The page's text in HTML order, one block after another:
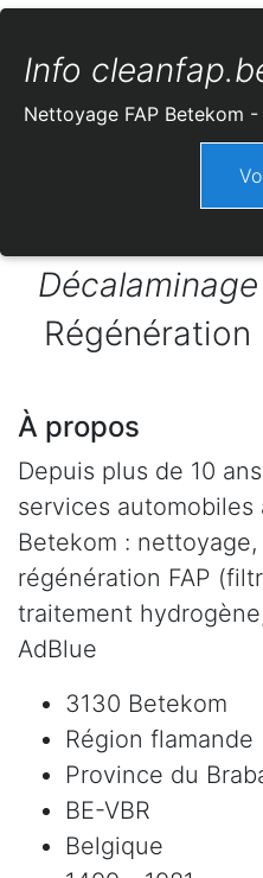
Info
Nettoyage FAP Betekom
Régénération
À propos
Depuis plus de 10
services automobiles
Betekom :
régénération FAP
traitement
AdBlue
3130 Betekom
Région flamande
Province du
BE-VBR
Belgique